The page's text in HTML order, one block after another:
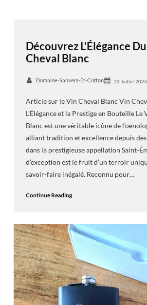
Découvrez L’Élégance
Cheval Blanc
Domaine-Sanvers-Et-Cotton 23 Juillet 2026
Article sur le Vin Cheval Blanc Vin
L’Élégance et la Prestige en Bouteille Le
Blanc est une véritable icône de
alliant tradition et excellence depuis des
dans la prestigieuse appellation Saint-
d’exception est le fruit d’un terroir
savoir-faire inégalé. Reconnu pour…
Continue Reading